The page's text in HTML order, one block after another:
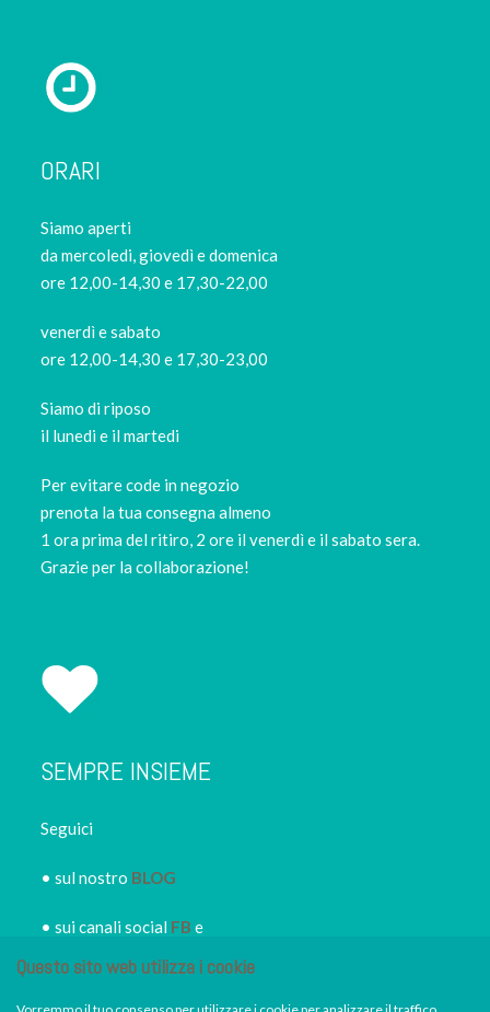
ORARI
Siamo aperti
da mercoledi, giovedì e domenica
ore 12,00-14,30 e 17,30-22,00
venerdì e sabato
ore 12,00-14,30 e 17,30-23,00
Siamo di riposo
il lunedi e il martedi
Per evitare code in negozio
prenota la tua consegna almeno
1 ora prima del ritiro, 2 ore il venerdì e il sabato sera.
Grazie per la collaborazione!
SEMPRE INSIEME
Seguici
• sul nostro BLOG
• sui canali social FB e
• iscriviti allaNEWSLETTER
Questo sito web utilizza i cookie